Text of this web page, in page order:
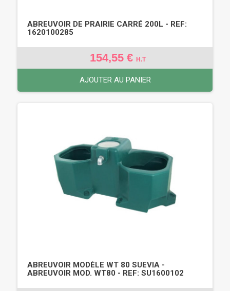
ABREUVOIR DE PRAIRIE CARRÉ 200L - REF:
1620100285
154,55 € H.T
AJOUTER AU PANIER
ABREUVOIR MODÈLE WT 80 SUEVIA -
ABREUVOIR MOD. WT80 - REF: SU1600102